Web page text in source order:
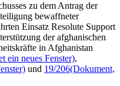
zu dem Antrag der
bewaffneter
Einsatz Resolute Support
der afghanischen
in Afghanistan
ein neues Fenster),
und 19/206(Dokument,